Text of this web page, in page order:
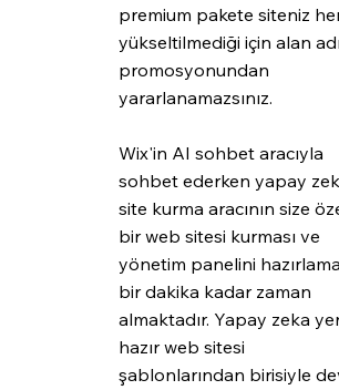
premium pakete siteniz
yükseltilmediği için alan adı
promosyonundan
yararlanamazsınız.
Wix'in AI sohbet aracıyla
sohbet ederken yapay
site kurma aracının size
bir web sitesi kurması ve
yönetim panelini
bir dakika kadar zaman
almaktadır. Yapay zeka
hazır web sitesi
şablonlarından birisiyle